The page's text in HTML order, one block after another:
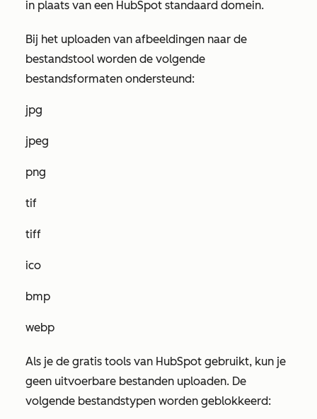
in plaats van een HubSpot standaard domein.
Bij het uploaden van afbeeldingen naar de
bestandstool worden de volgende
bestandsformaten ondersteund:
jpg
jpeg
png
tif
tiff
ico
bmp
webp
Als je de gratis tools van HubSpot gebruikt, kun je
geen uitvoerbare bestanden uploaden. De
volgende bestandstypen worden geblokkeerd: